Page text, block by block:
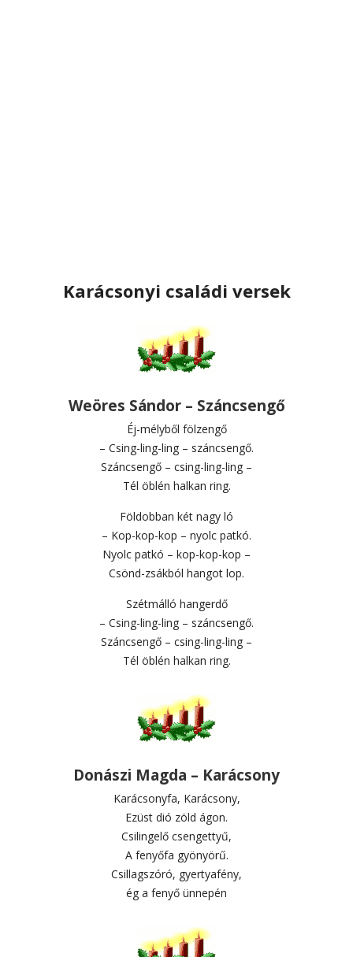
Karácsonyi családi versek
Weöres Sándor – Száncsengő
Éj-mélyből fölzengő
– Csing-ling-ling – száncsengő.
Száncsengő – csing-ling-ling –
Tél öblén halkan ring.
Földobban két nagy ló
– Kop-kop-kop – nyolc patkó.
Nyolc patkó – kop-kop-kop –
Csönd-zsákból hangot lop.
Szétmálló hangerdő
– Csing-ling-ling – száncsengő.
Száncsengő – csing-ling-ling –
Tél öblén halkan ring.
Donászi Magda – Karácsony
Karácsonyfa, Karácsony,
Ezüst dió zöld ágon.
Csilingelő csengettyű,
A fenyőfa gyönyörű.
Csillagszóró, gyertyafény,
ég a fenyő ünnepén